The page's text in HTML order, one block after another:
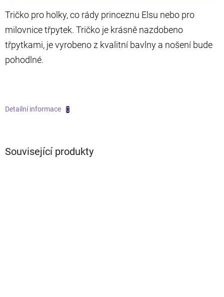
Tričko pro holky, co rády princeznu Elsu nebo pro
milovnice třpytek. Tričko je krásně nazdobeno
třpytkami, je vyrobeno z kvalitní bavlny a nošení bude
pohodlné.
Detailní informace
Související produkty